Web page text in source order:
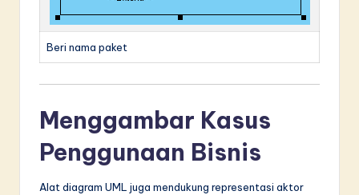
Beri nama paket
Menggambar Kasus
Penggunaan Bisnis
Alat diagram UML juga mendukung representasi aktor